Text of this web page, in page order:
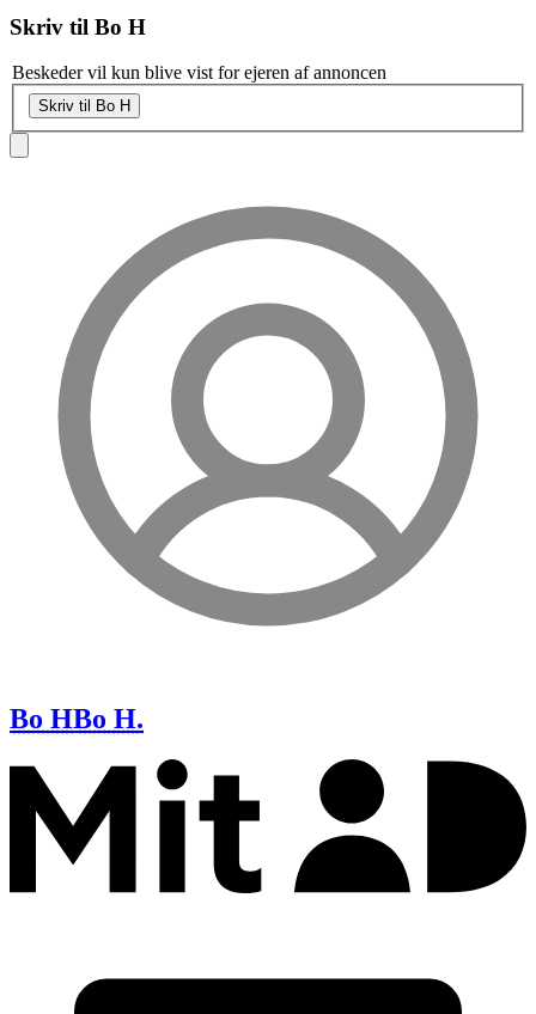
Skriv til Bo H
Beskeder vil kun blive vist for ejeren af annoncen
Skriv til Bo H
Bo HBo H.